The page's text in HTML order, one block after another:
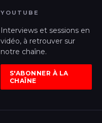
YOUTUBE
Interviews et sessions en
vidéo, à retrouver sur
notre chaîne.
S'ABONNER À LA
CHAÎNE